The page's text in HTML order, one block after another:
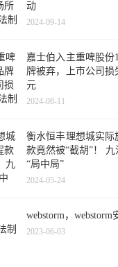
动
2024-09-14
嘉士伯入主重啤股份
牌被弃，上市公司损
元
2024-08-11
衡水恒丰理想城实际
款竟然被“截胡”！
“局中局”
2024-05-24
webstorm，webstorm
2023-06-03